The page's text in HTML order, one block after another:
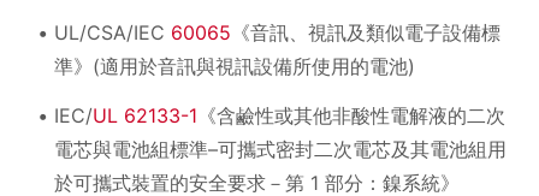
UL/CSA/IEC 60065 《音訊、視訊及類似電子設備標
準》(適用於音訊與視訊設備所使用的電池)
IEC/UL 62133-1 《含鹼性或其他非酸性電解液的二次
電芯與電池組標準–可攜式密封二次電芯及其電池組用
於可攜式裝置的安全要求－第 1 部分：鎳系統》